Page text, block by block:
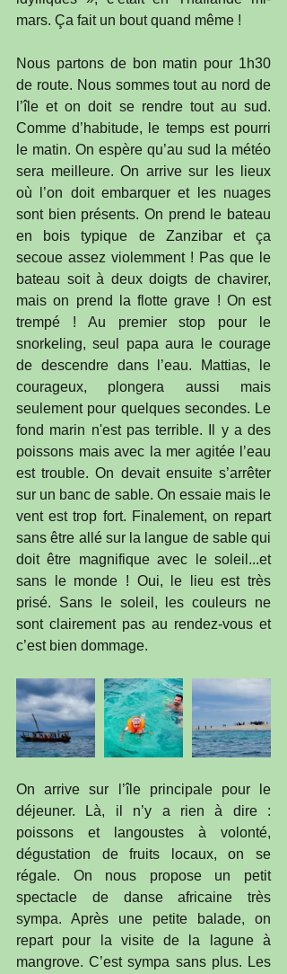
mars. Ça fait un bout quand même !
Nous partons de bon matin pour 1h30
de route. Nous sommes tout au nord de
l’île et on doit se rendre tout au sud.
Comme d’habitude, le temps est pourri
le matin. On espère qu’au sud la météo
sera meilleure. On arrive sur les lieux
où l’on doit embarquer et les nuages
sont bien présents. On prend le bateau
en bois typique de Zanzibar et ça
secoue assez violemment ! Pas que le
bateau soit à deux doigts de chavirer,
mais on prend la flotte grave ! On est
trempé ! Au premier stop pour le
snorkeling, seul papa aura le courage
de descendre dans l’eau. Mattias, le
courageux, plongera aussi mais
seulement pour quelques secondes. Le
fond marin n'est pas terrible. Il y a des
poissons mais avec la mer agitée l’eau
est trouble. On devait ensuite s’arrêter
sur un banc de sable. On essaie mais le
vent est trop fort. Finalement, on repart
sans être allé sur la langue de sable qui
doit être magnifique avec le soleil...et
sans le monde ! Oui, le lieu est très
prisé. Sans le soleil, les couleurs ne
sont clairement pas au rendez-vous et
c’est bien dommage.
On arrive sur l’île principale pour le
déjeuner. Là, il n’y a rien à dire :
poissons et langoustes à volonté,
dégustation de fruits locaux, on se
régale. On nous propose un petit
spectacle de danse africaine très
sympa. Après une petite balade, on
repart pour la visite de la lagune à
mangrove. C’est sympa sans plus. Les